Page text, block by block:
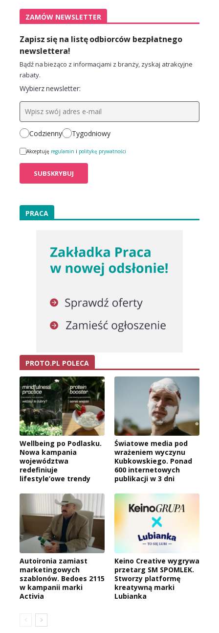
ZAMÓW NEWSLETTER
Zapisz się na listę odbiorców bezpłatnego
newslettera!
Bądź na bieżąco z informacjami z branży, zyskaj atrakcyjne
rabaty.
Wybierz newsletter:
Codzienny Tygodniowy
Akceptuję regulamin i politykę prywatności
PRACA
PROTO.PL POLECA
Wellbeing po Podlasku.
Nowa kampania
województwa
redefiniuje
lifestyle’owe trendy
Światowe media pod
wrażeniem wyczynu
Kubkowskiego. Ponad
600 internetowych
publikacji w 3 dni
Autoironia zamiast
marketingowych
szablonów. Bedoes 2115
w kampanii marki
Activia
Keino Creative wygrywa
przetarg SM SPOMLEK.
Stworzy platformę
kreatywną marki
Lubianka